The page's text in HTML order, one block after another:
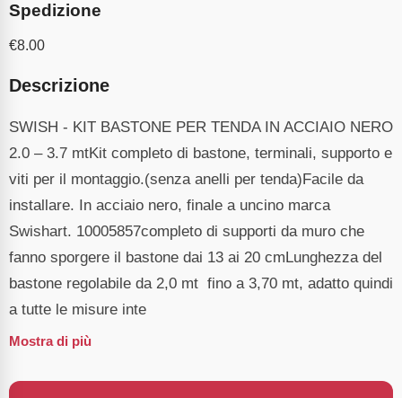
Spedizione
€8.00
Descrizione
SWISH - KIT BASTONE PER TENDA IN ACCIAIO NERO
2.0 – 3.7 mtKit completo di bastone, terminali, supporto e
viti per il montaggio.(senza anelli per tenda)Facile da
installare. In acciaio nero, finale a uncino marca
Swishart. 10005857completo di supporti da muro che
fanno sporgere il bastone dai 13 ai 20 cmLunghezza del
bastone regolabile da 2,0 mt fino a 3,70 mt, adatto quindi
a tutte le misure inte
Mostra di più